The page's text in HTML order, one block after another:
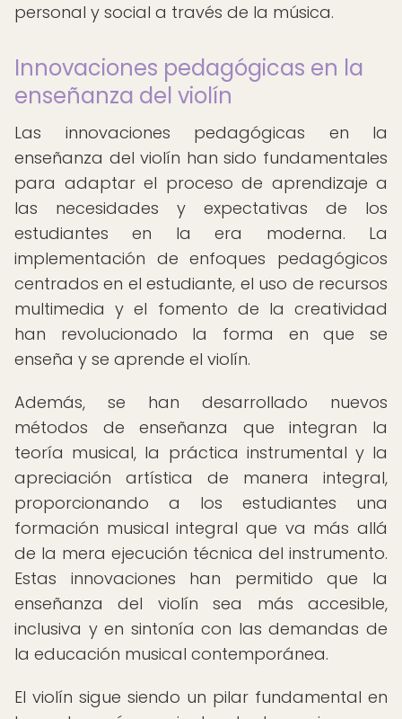
personal y social a través de la música.
Innovaciones pedagógicas en la
enseñanza del violín
Las innovaciones pedagógicas en la
enseñanza del violín han sido fundamentales
para adaptar el proceso de aprendizaje a
las necesidades y expectativas de los
estudiantes en la era moderna. La
implementación de enfoques pedagógicos
centrados en el estudiante, el uso de recursos
multimedia y el fomento de la creatividad
han revolucionado la forma en que se
enseña y se aprende el violín.
Además, se han desarrollado nuevos
métodos de enseñanza que integran la
teoría musical, la práctica instrumental y la
apreciación artística de manera integral,
proporcionando a los estudiantes una
formación musical integral que va más allá
de la mera ejecución técnica del instrumento.
Estas innovaciones han permitido que la
enseñanza del violín sea más accesible,
inclusiva y en sintonía con las demandas de
la educación musical contemporánea.
El violín sigue siendo un pilar fundamental en